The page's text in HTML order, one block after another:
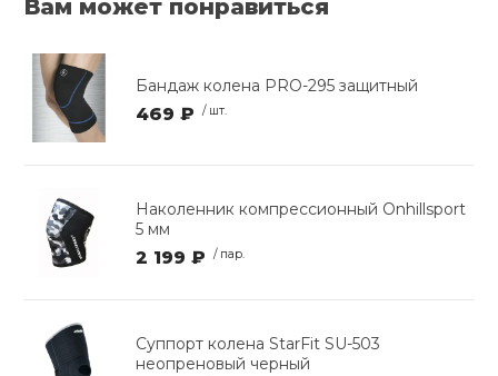
Вам может понравиться
Бандаж колена PRO-295 защитный
469 ₽ / шт.
Наколенник компрессионный Onhillsport
5 мм
2 199 ₽ / пар.
Суппорт колена StarFit SU-503
неопреновый черный